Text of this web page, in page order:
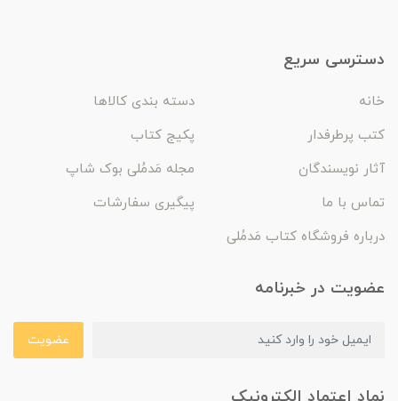
دسترسی سریع
خانه
دسته بندی کالاها
کتب پرطرفدار
پکیج کتاب
آثار نویسندگان
مجله مَدمُلی بوک شاپ
تماس با ما
پیگیری سفارشات
درباره فروشگاه کتاب مَدمُلی
عضویت در خبرنامه
عضویت